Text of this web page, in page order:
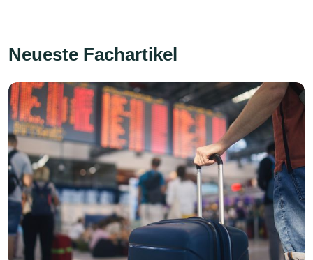
Neueste Fachartikel